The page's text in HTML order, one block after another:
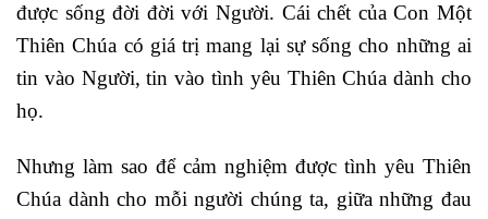
được sống đời đời với Người. Cái chết của Con Một
Thiên Chúa có giá trị mang lại sự sống cho những ai
tin vào Người, tin vào tình yêu Thiên Chúa dành cho
họ.
Nhưng làm sao để cảm nghiệm được tình yêu Thiên
Chúa dành cho mỗi người chúng ta, giữa những đau